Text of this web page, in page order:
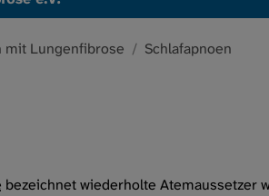
mit Lungenfibrose Schlafapnoen
bezeichnet wiederholte Atemaussetzer